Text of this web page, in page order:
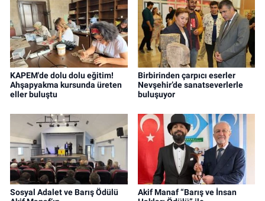
KAPEM'de dolu dolu eğitim!
Ahşapyakma kursunda üreten
eller buluştu
Birbirinden çarpıcı eserler
Nevşehir’de sanatseverlerle
buluşuyor
Sosyal Adalet ve Barış Ödülü
Akif Manaf “Barış ve İnsan